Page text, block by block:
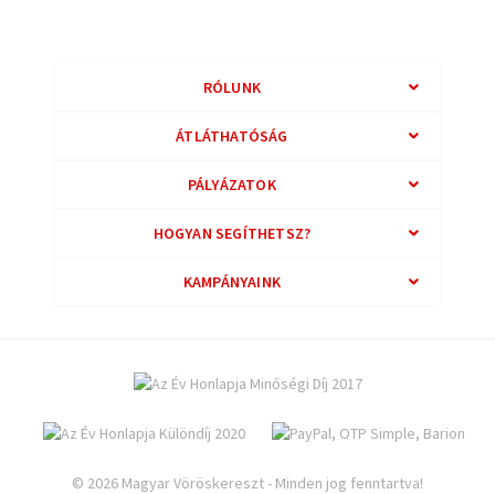
RÓLUNK
ÁTLÁTHATÓSÁG
PÁLYÁZATOK
HOGYAN SEGÍTHETSZ?
KAMPÁNYAINK
© 2026 Magyar Vöröskereszt - Minden jog fenntartva!